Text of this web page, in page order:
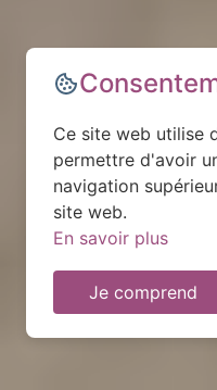
Ce site web utilise
permettre d'avoir
navigation
site web.
En savoir plus
Je comprend